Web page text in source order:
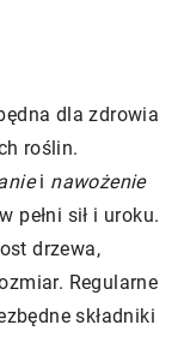
dla zdrowia
roślin.
i nawożenie
pełni sił i uroku.
drzewa,
Regularne
składniki